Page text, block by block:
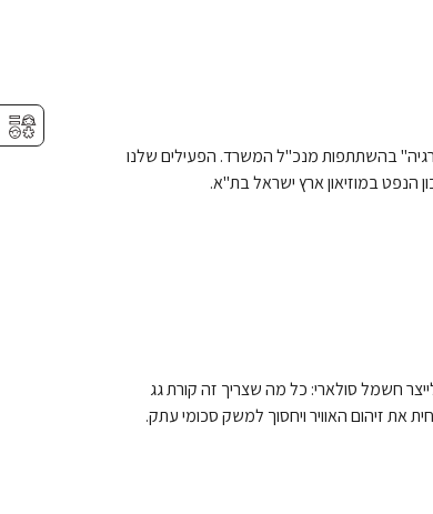
בהשתתפות מנכ"ל המשרד. הפעילים שלנו
הנפט במוזיאון ארץ ישראל בת"א.
חשמל סולארי: כל מה שצריך זה קורת גג
זיהום האוויר ויחסוך למשק סכומי עתק.
⚥︎